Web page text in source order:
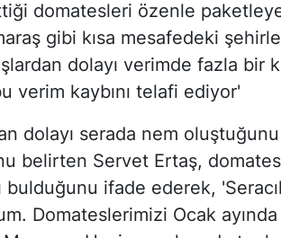
domatesleri özenle
gibi kısa mesafedeki
dolayı verimde fazla bir
verim kaybını telafi ediyor'
dolayı serada nem
belirten Servet Ertaş,
bulduğunu ifade ederek,
Domateslerimizi Ocak